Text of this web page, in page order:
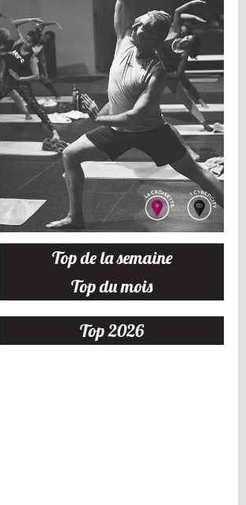
Top de la semaine
Top du mois
Top 2026